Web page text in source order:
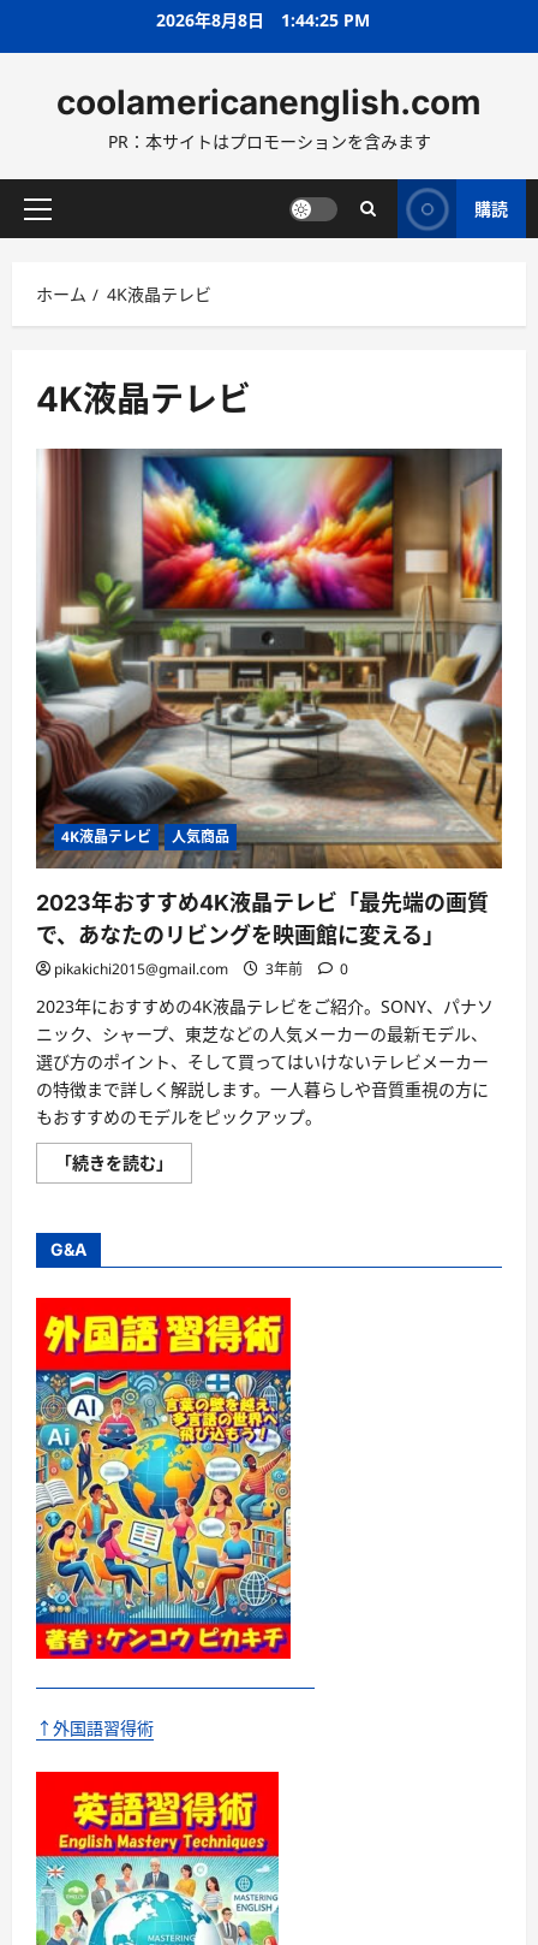
ス
ッ
2026年8月8日 1:44:26 PM
coolamericanenglish.com
PR：本サイトはプロモーションを含みます
メ
メ
ニ
ー
購読
ホーム 4K液晶テレビ
4K液晶テレビ
4K液晶テレビ 人気商品
2023年おすすめ4K液晶テレビ「最先端の画質
で、あなたのリビングを映画館に変える」
pikakichi2015@gmail.com 3年前 0
2023年におすすめの4K液晶テレビをご紹介。SONY、パナソ
ニック、シャープ、東芝などの人気メーカーの最新モデル、
選び方のポイント、そして買ってはいけないテレビメーカー
の特徴まで詳しく解説します。一人暮らしや音質重視の方に
もおすすめのモデルをピックアップ。
「続きを読む」
年
4K
晶
テ
レ
ビ
「最
先
端
の
画
質
で、
あ
な
た
の
リ
ビ
ン
グ
を
映
画
に
つ
て
さ
ら
に
読
む
G&A
↑外国語習得術